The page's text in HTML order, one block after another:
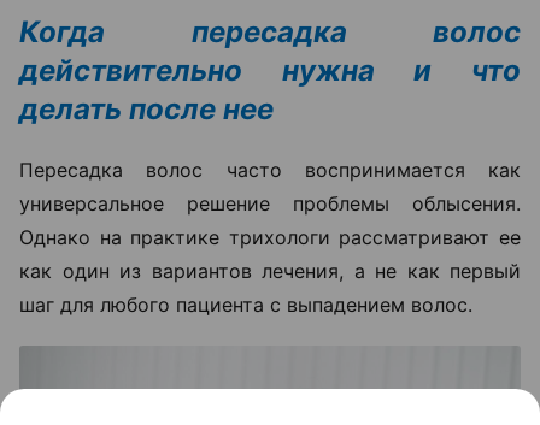
Когда пересадка волос
действительно нужна и что
делать после нее
Пересадка волос часто воспринимается как
универсальное решение проблемы облысения.
Однако на практике трихологи рассматривают ее
как один из вариантов лечения, а не как первый
шаг для любого пациента с выпадением волос.